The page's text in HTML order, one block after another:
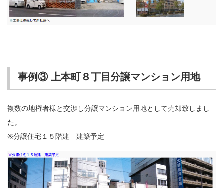
事例③ 上本町８丁目分譲マンション用地
複数の地権者様と交渉し分譲マンション用地として売却致しまし
た。
※分譲住宅１５階建 建築予定